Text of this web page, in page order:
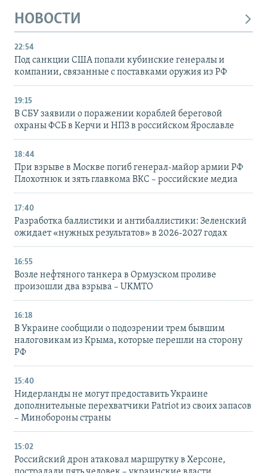
НОВОСТИ
22:54
Под санкции США попали кубинские генералы и
компании, связанные с поставками оружия из РФ
19:15
В СБУ заявили о поражении кораблей береговой
охраны ФСБ в Керчи и НПЗ в российском Ярославле
18:44
При взрыве в Москве погиб генерал-майор армии РФ
Плохотнюк и зять главкома ВКС – российские медиа
17:40
Разработка баллистики и антибаллистики: Зеленский
ожидает «нужных результатов» в 2026-2027 годах
16:55
Возле нефтяного танкера в Ормузском проливе
произошли два взрыва – UKMTO
16:18
В Украине сообщили о подозрении трем бывшим
налоговикам из Крыма, которые перешли на сторону
РФ
15:40
Нидерланды не могут предоставить Украине
дополнительные перехватчики Patriot из своих запасов
– Минобороны страны
15:02
Российский дрон атаковал маршрутку в Херсоне,